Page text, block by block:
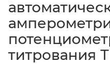
титрования